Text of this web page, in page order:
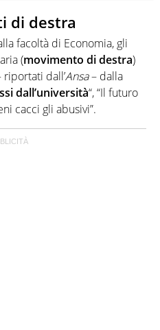
di destra
facoltà di Economia, gli
(movimento di destra)
dall’Ansa– dalla
dall’università“, “Il futuro
cacci gli abusivi”.